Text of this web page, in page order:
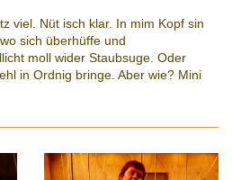
viel. Nüt isch klar. In mim Kopf sin
sich überhüffe und
moll wider Staubsuge. Oder
in Ordnig bringe. Aber wie? Mini